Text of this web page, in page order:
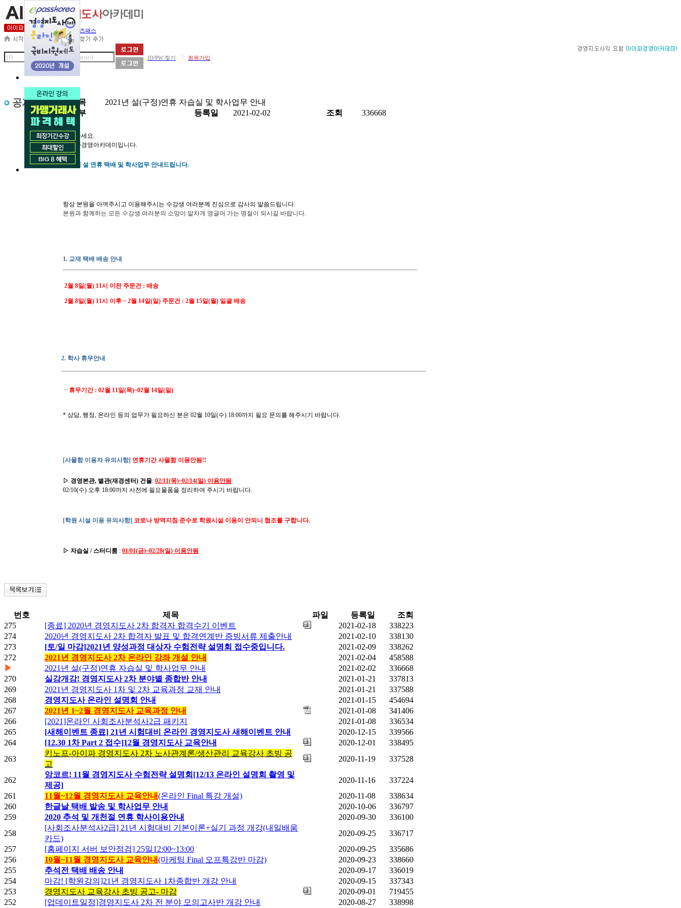
세무사아카데미 | 비즈패스
ID/PW 찾기 회원가입
제목
2021년 설(구정)연휴 자습실 및 학사업무 안내
첨부
등록일 2021-02-02 조회 336668
안녕하세요.
아이파경영아카데미입니다.
2021년 설 연휴 택배 및 학사업무 안내드립니다.
항상 본원을 아껴주시고 이용해주시는 수강생 여러분께 진심으로 감사의 말씀드립니다.
본원과 함께하는 모든 수강생 여러분의 소망이 알차게 영글어 가는 명절이 되시길 바랍니다.
1. 교재 택배 배송 안내
2월 8일(월) 11시 이전 주문건 : 배송
2월 8일(월) 11시 이후 ~ 2월 14일(일) 주문건 : 2월 15일(월) 일괄 배송
2. 학사 휴무안내
ㆍ휴무기간 : 02월 11일(목)~02월 14일(일)
* 상담, 행정, 온라인 등의 업무가 필요하신 분은 02월 10일(수) 18:00까지 필요 문의를 해주시기 바랍니다.
[사물함 이용자 유의사항] 연휴기간 사물함 이용안됨!!
▷ 경영본관, 별관(재경센터) 건물: 02/11(목)~02/14(일) 이용안됨
02/10(수) 오후 18:00까지 사전에 필요물품을 정리하여 주시기 바랍니다.
[학원 시설 이용 유의사항] 코로나 방역지침 준수로 학원시설 이용이 안되니 협조를 구합니다.
▷ 자습실 / 스터디룸 : 01/01(금)~02/28(일) 이용안됨
번호 제목 파일 등록일
조회
275
[종료] 2020년 경영지도사 2차 합격자 합격수기 이벤트 2021-02-18
338223
274
2020년 경영지도사 2차 합격자 발표 및 합격연계반 증빙서류 제출안내 2021-02-10
338130
273
[토/일 마감]2021년 양성과정 대상자 수험전략 설명회 접수중입니다. 2021-02-09
338262
272
2021년 경영지도사 2차 온라인 강좌 개설 안내 2021-02-04
458588
▶
2021년 설(구정)연휴 자습실 및 학사업무 안내 2021-02-02
336668
270
실강개강! 경영지도사 2차 분야별 종합반 안내 2021-01-21
337813
269
2021년 경영지도사 1차 및 2차 교육과정 교재 안내 2021-01-21
337588
268
경영지도사 온라인 설명회 안내 2021-01-15
454694
267
2021년 1~2월 경영지도사 교육과정 안내 2021-01-08
341406
266
[2021]온라인 사회조사분석사2급 패키지 2021-01-08
336534
265
[새해이벤트 종료] 21년 시험대비 온라인 경영지도사 새해이벤트 안내 2020-12-15
339566
264
[12.30 1차 Part 2 접수]12월 경영지도사 교육안내 2020-12-01
338495
263
키노프-아이파 경영지도사 2차 노사관계론/생산관리 교육강사 초빙 공
고
2020-11-19 337528
262
앙코르! 11월 경영지도사 수험전략 설명회[12/13 온라인 설명회 촬영 및
제공]
2020-11-16
337224
261
11월~12월 경영지도사 교육안내(온라인 Final 특강 개설) 2020-11-08
338634
260
한글날 택배 발송 및 학사업무 안내 2020-10-06
336797
259
2020 추석 및 개천절 연휴 학사이용안내 2020-09-30
336100
258
[사회조사분석사2급] 21년 시험대비 기본이론+실기 과정 개강(내일배움
카드)
2020-09-25
336717
257
[홈페이지 서버 보안점검] 25일12:00~13:00 2020-09-25
335686
256
10월~11월 경영지도사 교육안내(마케팅 Final 오프특강반 마감) 2020-09-23
338660
255
추석전 택배 배송 안내 2020-09-17
336019
254
마감! [학원강의]21년 경영지도사 1차종합반 개강 안내 2020-09-15
337343
253
경영지도사 교육강사 초빙 공고- 마감 2020-09-01
719455
252
[업데이트일정]경영지도사 2차 전 분야 모의고사반 개강 안내 2020-08-27 338998